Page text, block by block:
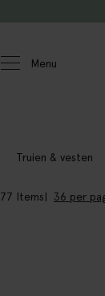
Menu
Truien & vesten
77 Items